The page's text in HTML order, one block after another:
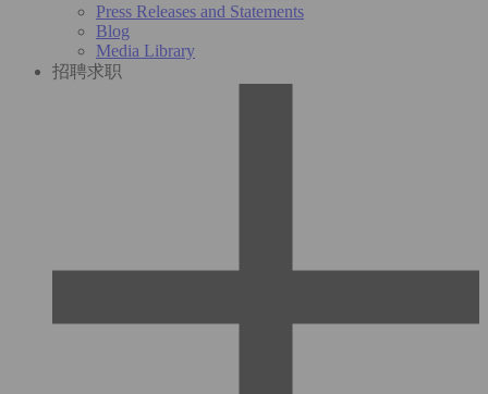
Press Releases and Statements
Blog
Media Library
招聘求职